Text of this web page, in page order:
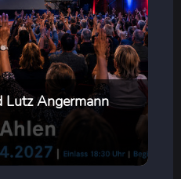
Lutz Angermann